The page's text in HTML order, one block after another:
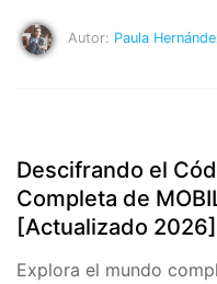
Autor: Paula
Descifrando el
Completa de
[Actualizado 2026]
Explora el mundo